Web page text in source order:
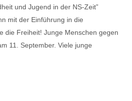
und Jugend in der NS-Zeit”
mit der Einführung in die
die Freiheit! Junge Menschen gegen
11. September. Viele junge